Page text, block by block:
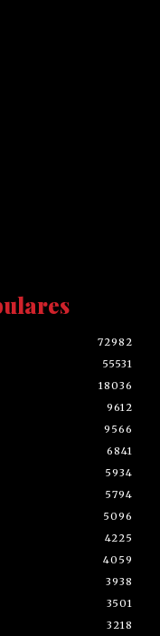
72982
55531
18036
9612
9566
6841
5934
5794
5096
4225
4059
3938
3501
3218